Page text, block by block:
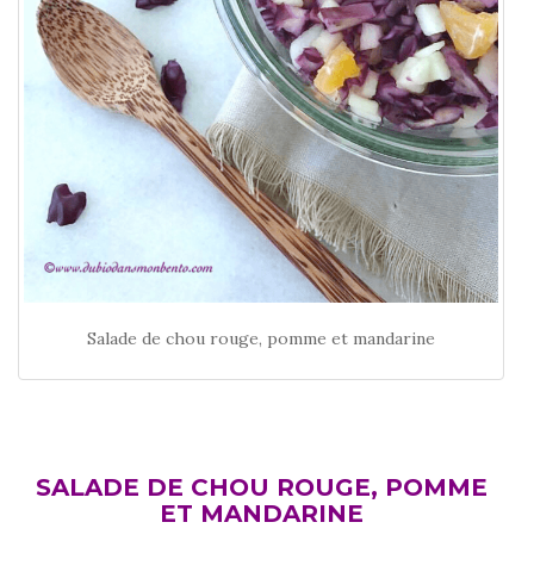
Salade de chou rouge, pomme et mandarine
SALADE DE CHOU ROUGE, POMME
ET MANDARINE